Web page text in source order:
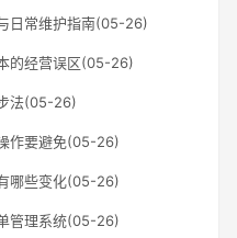
日常维护指南(05-26)
的经营误区(05-26)
法(05-26)
作要避免(05-26)
哪些变化(05-26)
管理系统(05-26)